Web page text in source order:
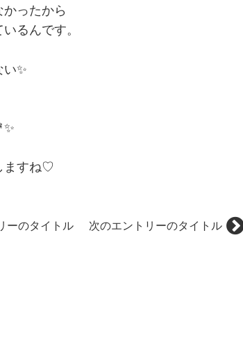
ったから
るんです。
✨
ますね♡
ーのタイトル 次のエントリーのタイトル